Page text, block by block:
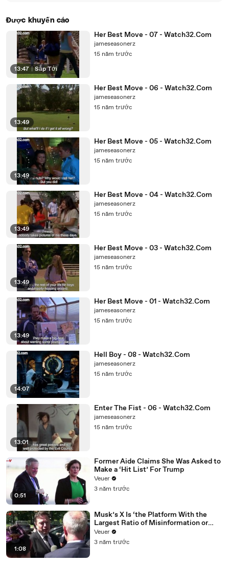
Được khuyến cáo
13:47 | Sắp Tới
Her Best Move - 07 - Watch32.Com
jameseasonerz
15 năm trước
13:49
Her Best Move - 06 - Watch32.Com
jameseasonerz
15 năm trước
13:49
Her Best Move - 05 - Watch32.Com
jameseasonerz
15 năm trước
13:49
Her Best Move - 04 - Watch32.Com
jameseasonerz
15 năm trước
13:49
Her Best Move - 03 - Watch32.Com
jameseasonerz
15 năm trước
13:49
Her Best Move - 01 - Watch32.Com
jameseasonerz
15 năm trước
14:07
Hell Boy - 08 - Watch32.Com
jameseasonerz
15 năm trước
13:01
Enter The Fist - 06 - Watch32.Com
jameseasonerz
15 năm trước
0:51
Former Aide Claims She Was Asked to
Make a ‘Hit List’ For Trump
Veuer
3 năm trước
1:08
Musk’s X Is ‘the Platform With the
Largest Ratio of Misinformation or
Disinformation’ Amongst All Social
Media Platforms
Veuer
3 năm trước